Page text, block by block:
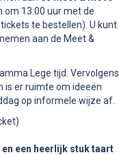
om 13:00 uur met de
te bestellen). U kunt
aan de Meet &
Lege tijd. Vervolgens
is er ruimte om ideeën
op informele wijze af.
een heerlijk stuk taart